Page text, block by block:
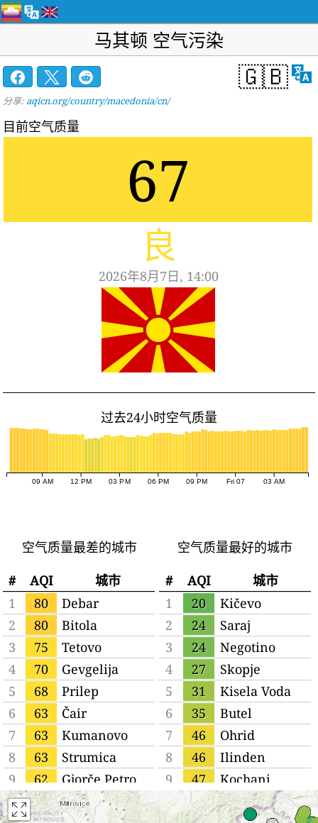
马其顿 空气污染
🇬🇧
分享: aqicn.org/country/macedonia/cn/
目前空气质量
67
良
2026年8月7日, 14:00
过去24小时空气质量
09 AM 12 PM 03 PM 06 PM 09 PM Fri 07 03 AM
空气质量最差的城市
#
AQI
城市
1
80
Debar
2
80
Bitola
3
75
Tetovo
4
70
Gevgelija
5
68
Prilep
6
63
Čair
7
63
Kumanovo
8
63
Strumica
9
62
Gjorče Petro
10
61 Kavadarci
空气质量最好的城市
#
AQI
城市
1
20
Kičevo
2
24
Saraj
3
24
Negotino
4
27
Skopje
5
31
Kisela Voda
6
35
Butel
7
46
Ohrid
8
46
Ilinden
9
47
Kochani
10
53 Gostivar